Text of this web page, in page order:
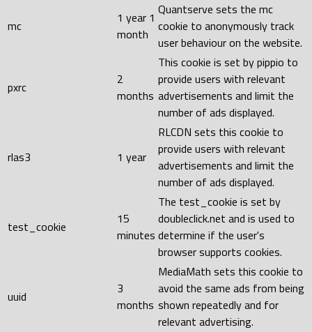
mc
1 year 1
month
Quantserve sets the mc
cookie to anonymously track
user behaviour on the website.
pxrc
2
months
This cookie is set by pippio to
provide users with relevant
advertisements and limit the
number of ads displayed.
rlas3 1 year
RLCDN sets this cookie to
provide users with relevant
advertisements and limit the
number of ads displayed.
test_cookie
15
minutes
The test_cookie is set by
doubleclick.net and is used to
determine if the user's
browser supports cookies.
uuid
3
months
MediaMath sets this cookie to
avoid the same ads from being
shown repeatedly and for
relevant advertising.